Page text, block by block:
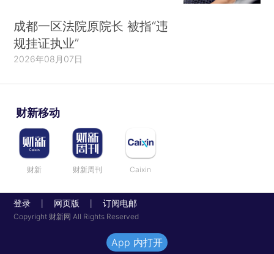
成都一区法院原院长 被指“违
规挂证执业”
2026年08月07日
财新移动
财新 财新周刊 Caixin
登录 网页版 订阅电邮
Copyright 财新网 All Rights Reserved
App 内打开